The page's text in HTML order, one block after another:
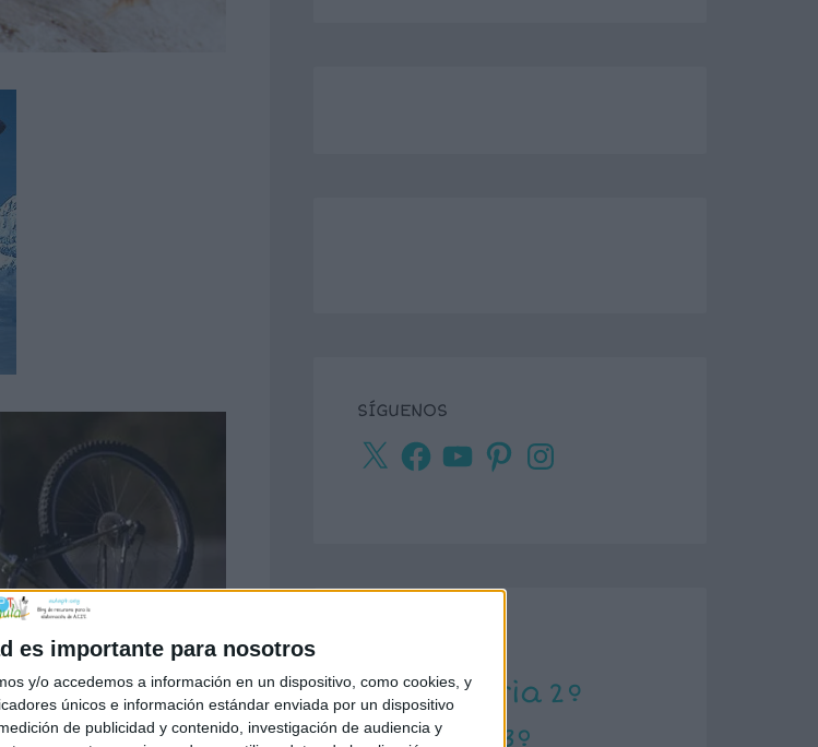
es importante para nosotros
y/o accedemos a información en un dispositivo, como cookies, y
únicos e información estándar enviada por un dispositivo
de publicidad y contenido, investigación de audiencia y
SÍGUENOS
X
Facebook
YouTubePinterestInstagram
1º primaria 2º
primaria
3º